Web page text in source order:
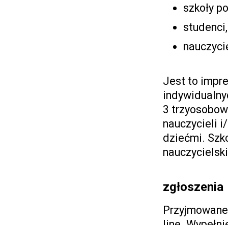
szkoły
studenci,
Jest to
3
nauczycieli
dziećmi.
zgłoszenia